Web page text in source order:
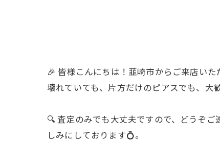
🎉 皆様こんにちは！韮崎市からご来店い
壊れていても、片方だけのピアスでも、大
🔍 査定のみでも大丈夫ですので、どうぞ
しみにしております💍。